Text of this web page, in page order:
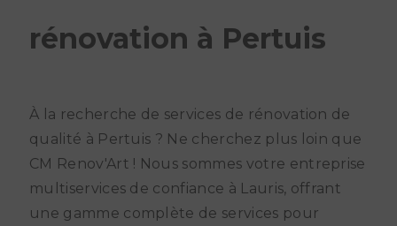
rénovation à Pertuis
À la recherche de services de rénovation de
qualité à Pertuis ? Ne cherchez plus loin que
CM Renov'Art ! Nous sommes votre entreprise
multiservices de confiance à Lauris, offrant
une gamme complète de services pour